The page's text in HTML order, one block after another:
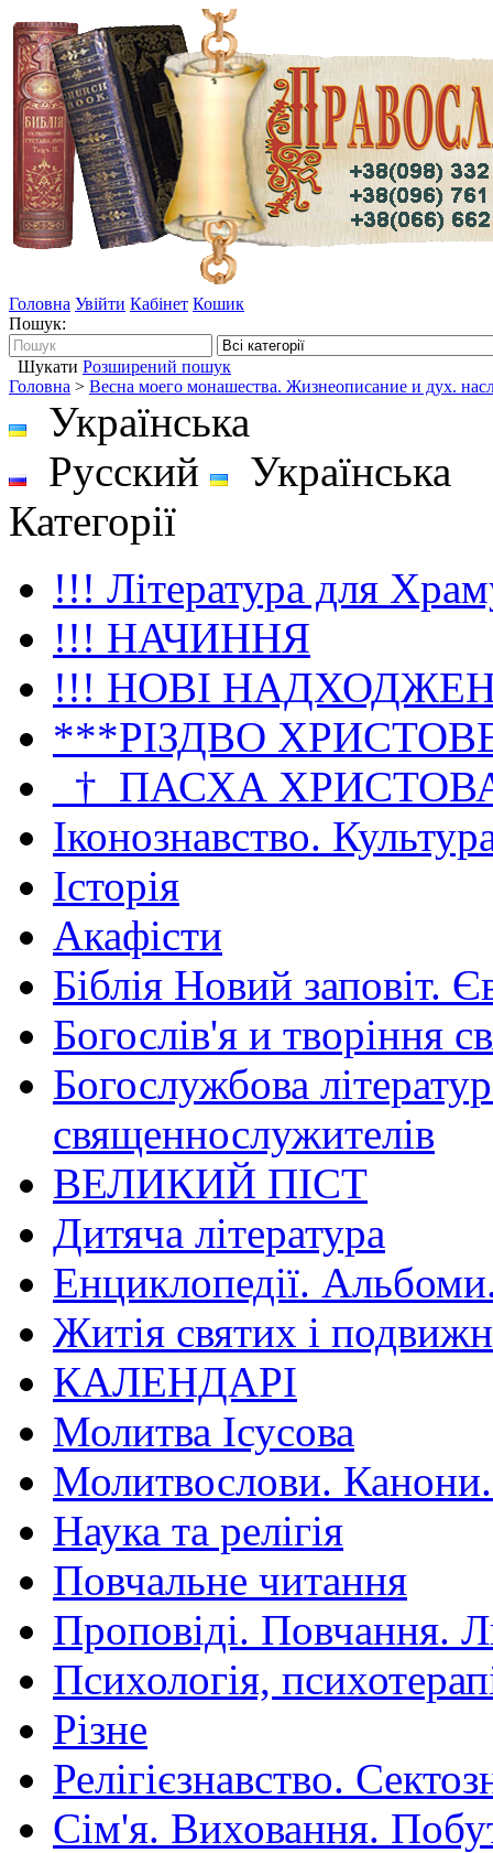
Головна Увійти Кабінет Кошик
Пошук:
Шукати Розширений пошук
Головна > Весна моего монашества. Жизнеописание и дух.
Українська
Русский
Українська
Категорії
!!! Література для
!!! НАЧИННЯ
!!! НОВІ
***РІЗДВО
_†_ПАСХА
Іконознавство.
Історія
Акафісти
Біблія Новий заповіт.
Богослів'я и творіння
Богослужбова
священнослужителів
ВЕЛИКИЙ ПІСТ
Дитяча література
Енциклопедії.
Житія святих і
КАЛЕНДАРІ
Молитва Ісусова
Молитвослови.
Наука та релігія
Повчальне читання
Проповіді. Повчання.
Психологія,
Різне
Релігієзнавство.
Сім'я. Виховання.